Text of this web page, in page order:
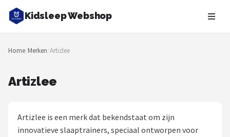
Kidsleep Webshop
Zoeken
NAVIGATIE
Blog
Home/Merken/Artizlee
Artizlee
Artizlee is een merk dat bekendstaat om zijn
innovatieve slaaptrainers, speciaal ontworpen voor